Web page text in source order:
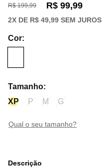
R$ 199,99 R$ 99,99
2X DE R$ 49,99 SEM JUROS
Cor:
Tamanho:
XP
P M G
qual o seu tamanho?
Descrição